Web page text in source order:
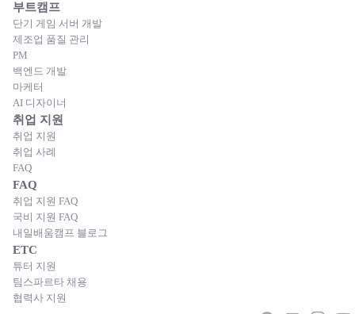
부트캠프
단기 게임 서버 개발
제조업 품질 관리
PM
백엔드 개발
마케터
AI 디자이너
취업 지원
취업 지원
취업 사례
FAQ
FAQ
취업 지원 FAQ
국비 지원 FAQ
내일배움캠프 블로그
ETC
튜터 지원
팀스파르타 채용
협력사 지원